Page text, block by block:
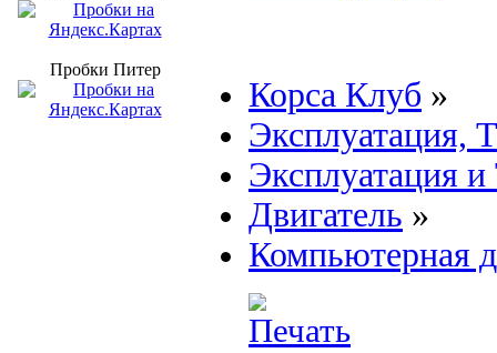
Пробки Питер
Корса Клуб »
Эксплуатация,
Эксплуатация
Двигатель »
Компьютерная